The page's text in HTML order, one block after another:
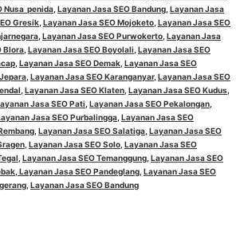
Nusa penida Layanan Jasa SEO Bandung Layanan Jasa
Gresik Layanan Jasa SEO Mojoketo Layanan Jasa SEO
Layanan Jasa SEO Purwokerto Layanan Jasa
Blora Layanan Jasa SEO Boyolali Layanan Jasa SEO
Layanan Jasa SEO Demak Layanan Jasa SEO
Layanan Jasa SEO Karanganyar, Layanan Jasa SEO
Layanan Jasa SEO Klaten Layanan Jasa SEO Kudus
Jasa SEO Pati Layanan Jasa SEO Pekalongan
Jasa SEO Purbalingga Layanan Jasa SEO
Layanan Jasa SEO Salatiga Layanan Jasa SEO
Layanan Jasa SEO Solo Layanan Jasa SEO
Layanan Jasa SEO Temanggung Layanan Jasa SEO
Layanan Jasa SEO Pandeglang Layanan Jasa SEO
Layanan Jasa SEO Bandung